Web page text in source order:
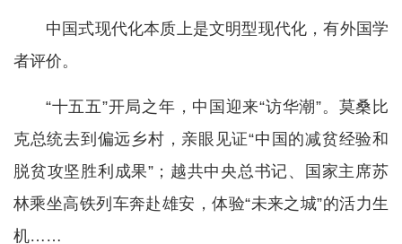
中国式现代化本质上是文明型现代化，有外国学
者评价。
“十五五”开局之年，中国迎来“访华潮”。莫桑比
克总统去到偏远乡村，亲眼见证“中国的减贫经验和
脱贫攻坚胜利成果”；越共中央总书记、国家主席苏
林乘坐高铁列车奔赴雄安，体验“未来之城”的活力生
机……